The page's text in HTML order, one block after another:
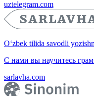
uztelegram.com
O‘zbek tilida savodli
С нами вы научитесь
sarlavha.com